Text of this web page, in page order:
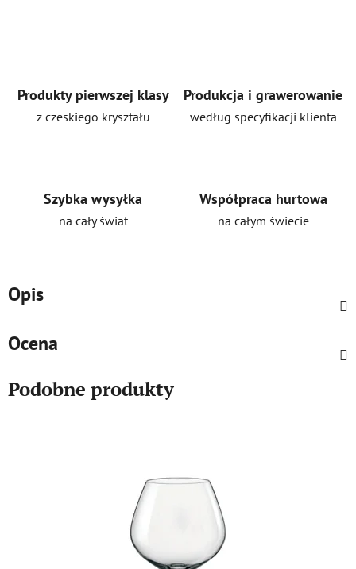
Produkty pierwszej klasy
z czeskiego kryształu
Produkcja i grawerowanie
według specyfikacji klienta
Szybka wysyłka
na cały świat
Współpraca hurtowa
na całym świecie
Opis
Ocena
Podobne produkty